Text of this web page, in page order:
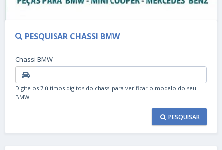
PESQUISAR CHASSI BMW
Chassi BMW
Digite os 7 últimos dígitos do chassi para verificar o modelo do seu
BMW.
PESQUISAR